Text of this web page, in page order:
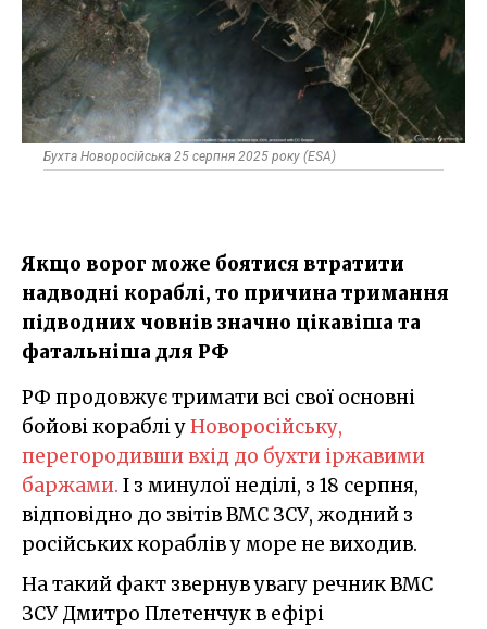
Бухта Новоросійська 25 серпня 2025 року (ESA)
Якщо ворог може боятися втратити
надводні кораблі, то причина тримання
підводних човнів значно цікавіша та
фатальніша для РФ
РФ продовжує тримати всі свої основні
бойові кораблі уНоворосійську,
перегородивши вхід до бухти іржавими
баржами. І з минулої неділі, з 18 серпня,
відповідно до звітів ВМС ЗСУ, жодний з
російських кораблів у море не виходив.
На такий факт звернув увагу речник ВМС
ЗСУ Дмитро Плетенчук в ефірі